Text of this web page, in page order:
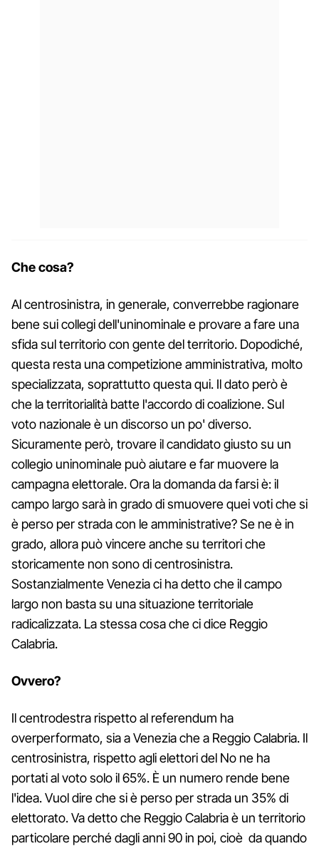
Che cosa?
Al centrosinistra, in generale, converrebbe ragionare
bene sui collegi dell'uninominale e provare a fare una
sfida sul territorio con gente del territorio. Dopodiché,
questa resta una competizione amministrativa, molto
specializzata, soprattutto questa qui. Il dato però è
che la territorialità batte l'accordo di coalizione. Sul
voto nazionale è un discorso un po' diverso.
Sicuramente però, trovare il candidato giusto su un
collegio uninominale può aiutare e far muovere la
campagna elettorale. Ora la domanda da farsi è: il
campo largo sarà in grado di smuovere quei voti che si
è perso per strada con le amministrative? Se ne è in
grado, allora può vincere anche su territori che
storicamente non sono di centrosinistra.
Sostanzialmente Venezia ci ha detto che il campo
largo non basta su una situazione territoriale
radicalizzata. La stessa cosa che ci dice Reggio
Calabria.
Ovvero?
Il centrodestra rispetto al referendum ha
overperformato, sia a Venezia che a Reggio Calabria. Il
centrosinistra, rispetto agli elettori del No ne ha
portati al voto solo il 65%. È un numero rende bene
l'idea. Vuol dire che si è perso per strada un 35% di
elettorato. Va detto che Reggio Calabria è un territorio
particolare perché dagli anni 90 in poi, cioè da quando